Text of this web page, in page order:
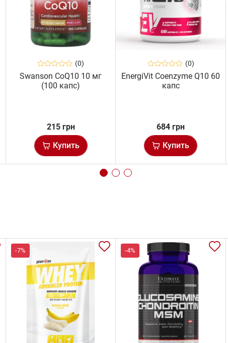
(0)
Swanson CoQ10 10 мг
(100 капс)
215 грн
Купить
(0)
EnergiVit Coenzyme Q10 60
капс
684 грн
Купить
-7% -4%